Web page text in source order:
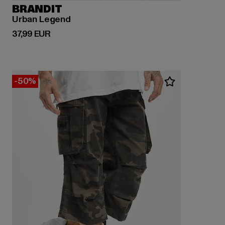
BRANDIT
Urban Legend
37,99 EUR
Derzeitiger Preis: 37,99 EUR
-50%